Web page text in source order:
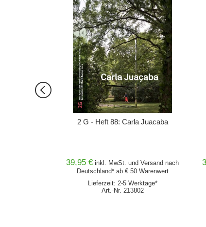
2 G - Heft 88: Carla Juacaba
39,95 € inkl. MwSt. und Versand nach
Deutschland* ab € 50 Warenwert
Lieferzeit: 2-5 Werktage*
Art.-Nr. 213802